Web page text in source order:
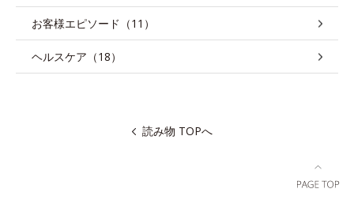
お客様エピソード（11）
ヘルスケア（18）
読み物 TOPへ